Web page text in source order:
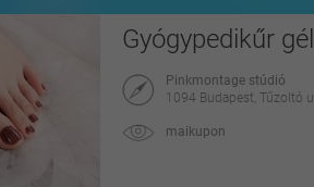
Gyógypedikűr
Pinkmontage stúdió
1094 Budapest, Tűzoltó
maikupon